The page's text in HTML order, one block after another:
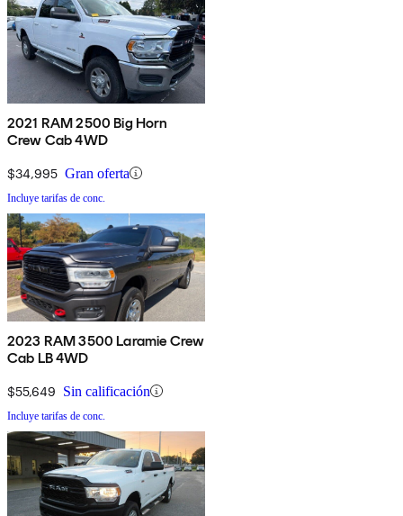
2021 RAM 2500 Big Horn
Crew Cab 4WD
$34,995 Gran oferta
Incluye tarifas de conc.
2023 RAM 3500 Laramie Crew
Cab LB 4WD
$55,649 Sin calificación
Incluye tarifas de conc.